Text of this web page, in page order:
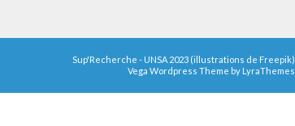
Sup'Recherche - UNSA 2023 (illustrations de Freepik)
Vega Wordpress Theme by LyraThemes